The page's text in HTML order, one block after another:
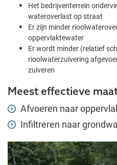
Het bedrijventerrein
wateroverlast op straat
Er zijn minder
oppervlaktewater
Er wordt minder (relatief
rioolwaterzuivering
zuiveren
Meest effectieve
Afvoeren naar
Infiltreren naar